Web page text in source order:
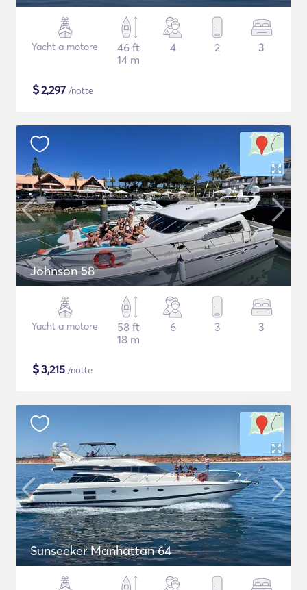
Yacht a motore
46 ft
14 m
4 2 3
$2,297 /notte
Johnson 58
Yacht a motore
58 ft
18 m
6 3 3
$3,215 /notte
Sunseeker Manhattan 64